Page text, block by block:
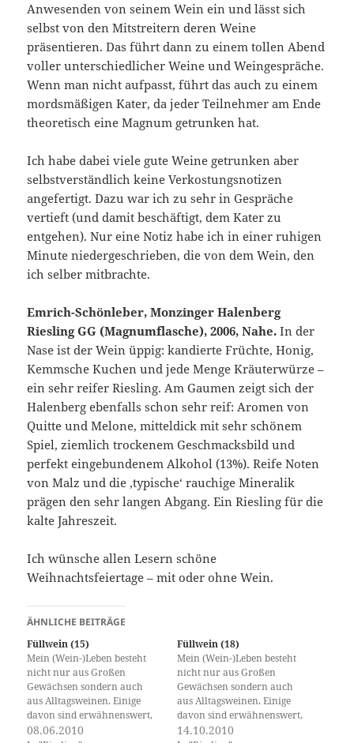
Anwesenden von seinem Wein ein und lässt sich
selbst von den Mitstreitern deren Weine
präsentieren. Das führt dann zu einem tollen Abend
voller unterschiedlicher Weine und Weingespräche.
Wenn man nicht aufpasst, führt das auch zu einem
mordsmäßigen Kater, da jeder Teilnehmer am Ende
theoretisch eine Magnum getrunken hat.
Ich habe dabei viele gute Weine getrunken aber
selbstverständlich keine Verkostungsnotizen
angefertigt. Dazu war ich zu sehr in Gespräche
vertieft (und damit beschäftigt, dem Kater zu
entgehen). Nur eine Notiz habe ich in einer ruhigen
Minute niedergeschrieben, die von dem Wein, den
ich selber mitbrachte.
Emrich-Schönleber, Monzinger Halenberg
Riesling GG (Magnumflasche), 2006, Nahe. In der
Nase ist der Wein üppig: kandierte Früchte, Honig,
Kemmsche Kuchen und jede Menge Kräuterwürze –
ein sehr reifer Riesling. Am Gaumen zeigt sich der
Halenberg ebenfalls schon sehr reif: Aromen von
Quitte und Melone, mitteldick mit sehr schönem
Spiel, ziemlich trockenem Geschmacksbild und
perfekt eingebundenem Alkohol (13%). Reife Noten
von Malz und die ‚typische‘ rauchige Mineralik
prägen den sehr langen Abgang. Ein Riesling für die
kalte Jahreszeit.
Ich wünsche allen Lesern schöne
Weihnachtsfeiertage – mit oder ohne Wein.
ÄHNLICHE BEITRÄGE
Füllwein (15)
Mein (Wein-)Leben besteht
nicht nur aus Großen
Gewächsen sondern auch
aus Alltagsweinen. Einige
davon sind erwähnenswert,
über andere decke ich den
08.06.2010
Füllwein (18)
Mein (Wein-)Leben besteht
nicht nur aus Großen
Gewächsen sondern auch
aus Alltagsweinen. Einige
davon sind erwähnenswert,
über andere decke ich den
14.10.2010